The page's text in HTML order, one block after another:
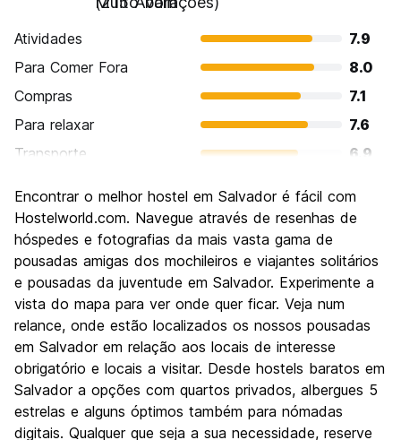
Atividades
7.9
Para Comer Fora
8.0
Compras
7.1
Para relaxar
7.6
Transporte
6.9
Cultura
8.8
Festas / vida noturna
Custo-beneficio
7.5
Encontrar o melhor hostel em Salvador é fácil com
Hostelworld.com. Navegue através de resenhas de
hóspedes e fotografias da mais vasta gama de
pousadas amigas dos mochileiros e viajantes solitários
e pousadas da juventude em Salvador. Experimente a
vista do mapa para ver onde quer ficar. Veja num
relance, onde estão localizados os nossos pousadas
em Salvador em relação aos locais de interesse
obrigatório e locais a visitar. Desde hostels baratos em
Salvador a opções com quartos privados, albergues 5
estrelas e alguns óptimos também para nómadas
digitais. Qualquer que seja a sua necessidade, reserve